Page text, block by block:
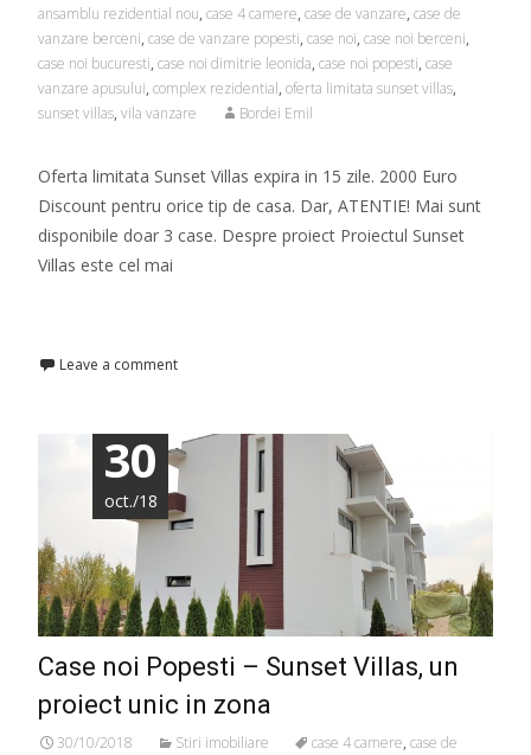
ansamblu rezidential nou, case 4 camere, case de vanzare, case de
vanzare berceni, case de vanzare popesti, case noi, case noi berceni,
case noi bucuresti, case noi dimitrie leonida, case noi popesti, case
vanzare apusului, complex rezidential, oferta limitata sunset villas,
sunset villas, vila vanzare Bordei Emil
Oferta limitata Sunset Villas expira in 15 zile. 2000 Euro
Discount pentru orice tip de casa. Dar, ATENTIE! Mai sunt
disponibile doar 3 case. Despre proiect Proiectul Sunset
Villas este cel mai
Leave a comment
30
oct./18
Case noi Popesti – Sunset Villas, un
proiect unic in zona
30/10/2018 Stiri imobiliare case 4 camere, case de